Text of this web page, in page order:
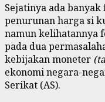
Sejatinya ada
penurunan harga si
namun kelihatannya
pada dua
kebijakan moneter
ekonomi negara-
Serikat (AS).